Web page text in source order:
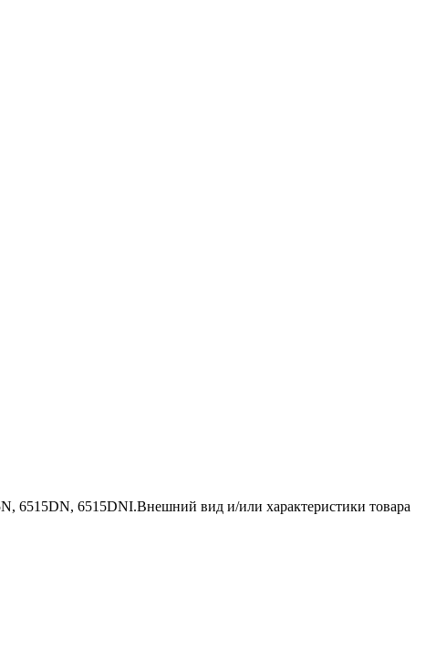
6515DN, 6515DNI.Внешний вид и/или характеристики товара